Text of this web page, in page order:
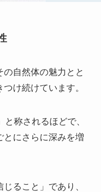
自然体の魅力とと
け続けています。
称されるほどで、
とにさらに深みを増
ること」であり、